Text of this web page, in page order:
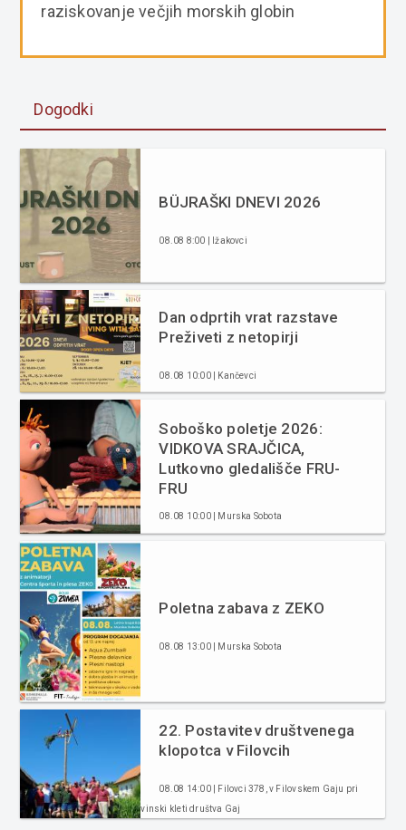
raziskovanje večjih morskih globin
Dogodki
BÜJRAŠKI DNEVI 2026
08.08 8:00 | Ižakovci
Dan odprtih vrat razstave
Preživeti z netopirji
08.08 10:00 | Kančevci
Soboško poletje 2026:
VIDKOVA SRAJČICA,
Lutkovno gledališče FRU-
FRU
08.08 10:00 | Murska Sobota
Poletna zabava z ZEKO
08.08 13:00 | Murska Sobota
22. Postavitev društvenega
klopotca v Filovcih
08.08 14:00 | Filovci 378, v Filovskem Gaju pri
vinski kleti društva Gaj